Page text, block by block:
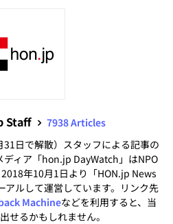
Staff
7938 Articles
日で解散）スタッフによる記事の
ディア「hon.jp DayWatch」はNPO
年10月1日より「HON.jp News
アルして運営しています。リンク先
Machineなどを利用すると、当
せるかもしれません。